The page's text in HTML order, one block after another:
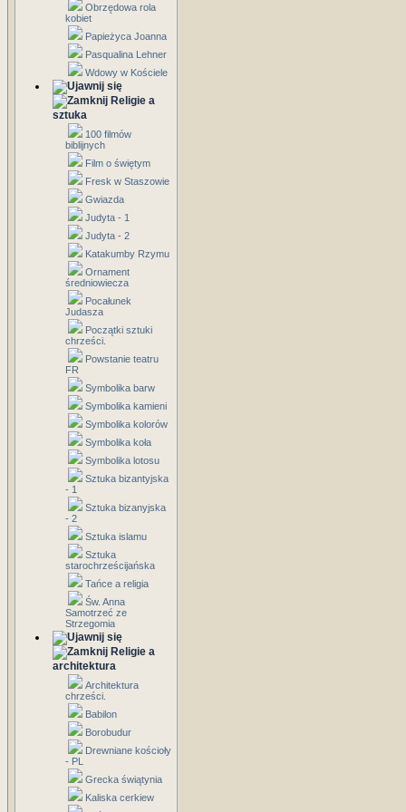
Obrzędowa rola
kobiet
Papieżyca Joanna
Pasqualina Lehner
Wdowy w Kościele
Religie a
sztuka
100 filmów
biblijnych
Film o świętym
Fresk w Staszowie
Gwiazda
Judyta - 1
Judyta - 2
Katakumby Rzymu
Ornament
średniowiecza
Pocałunek
Judasza
Początki sztuki
chrześci.
Powstanie teatru
FR
Symbolika barw
Symbolika kamieni
Symbolika kolorów
Symbolika koła
Symbolika lotosu
Sztuka bizantyjska
- 1
Sztuka bizanyjska
- 2
Sztuka islamu
Sztuka
starochrześcijańska
Tańce a religia
Św. Anna
Samotrzeć ze
Strzegomia
Religie a
architektura
Architektura
chrześci.
Babilon
Borobudur
Drewniane kościoły
- PL
Grecka świątynia
Kaliska cerkiew